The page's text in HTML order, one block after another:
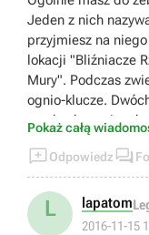
Jeden z nich
przyjmiesz na
lokacji "Bliźniacze
Mury". Podczas
ognio-klucze.
zamkach w ruinach
skarby. :) Mam
Pokaż całą
Odpowiedz 
L lapatom
2016-11-15